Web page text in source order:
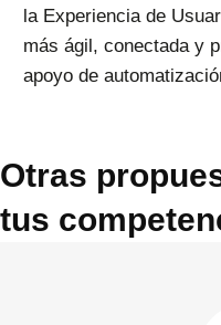
la Experiencia de
más ágil, conectada y
apoyo de
Otras
tus